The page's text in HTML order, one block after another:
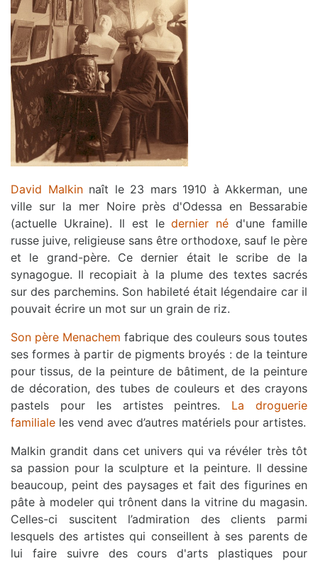
David Malkinnaît le 23 mars 1910 à Akkerman, une
ville sur la mer Noire près d'Odessa en Bessarabie
(actuelle Ukraine). Il est ledernier né d'une famille
russe juive, religieuse sans être orthodoxe, sauf le père
et le grand-père. Ce dernier était le scribe de la
synagogue. Il recopiait à la plume des textes sacrés
sur des parchemins. Son habileté était légendaire car il
pouvait écrire un mot sur un grain de riz.
Son père Menachem fabrique des couleurs sous toutes
ses formes à partir de pigments broyés : de la teinture
pour tissus, de la peinture de bâtiment, de la peinture
de décoration, des tubes de couleurs et des crayons
pastels pour les artistes peintres. La droguerie
familiale les vend avec d’autres matériels pour artistes.
Malkin grandit dans cet univers qui va révéler très tôt
sa passion pour la sculpture et la peinture. Il dessine
beaucoup, peint des paysages et fait des figurines en
pâte à modeler qui trônent dans la vitrine du magasin.
Celles-ci suscitent l’admiration des clients parmi
lesquels des artistes qui conseillent à ses parents de
lui faire suivre des cours d'arts plastiques pour